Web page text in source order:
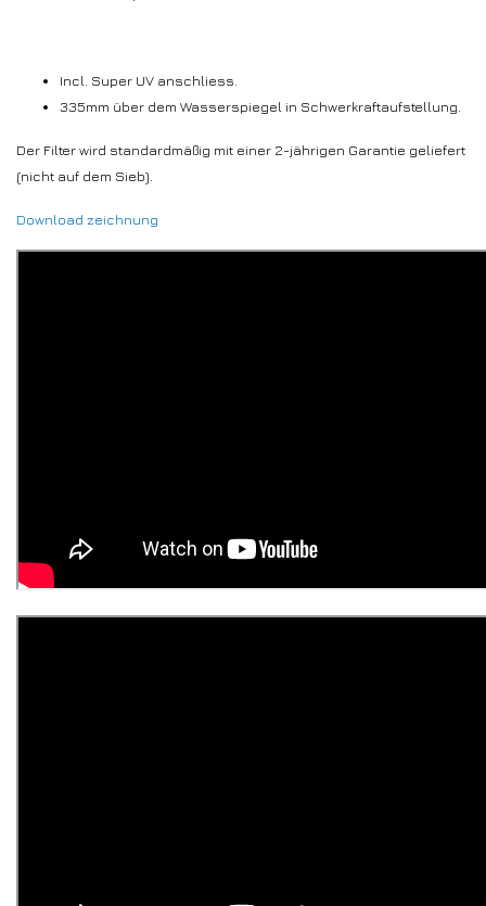
Incl. Super UV anschliess.
335mm über dem Wasserspiegel in Schwerkraftaufstellung.
Der Filter wird standardmäßig mit einer 2-jährigen Garantie geliefert
(nicht auf dem Sieb).
Download zeichnung